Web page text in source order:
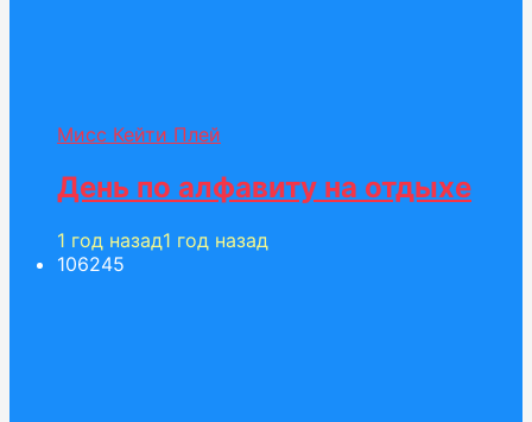
Мисс Кейти Плей
День по алфавиту на отдыхе
1 год назад1 год назад
106245